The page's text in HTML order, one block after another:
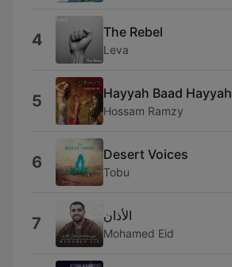
4 The Rebel
Leva
5 Hayyah Baad Hayyah
Hossam Ramzy
6 Desert Voices
Tobu
7 الأذان
Mohamed Eid